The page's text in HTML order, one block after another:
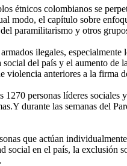
étnicos colombianos se
modo, el capítulo sobre
paramilitarismo y otros
ilegales,
del país y el aumento
violencia anteriores a la firma
personas líderes
durante las semanas del
que actúan
social en el país, la